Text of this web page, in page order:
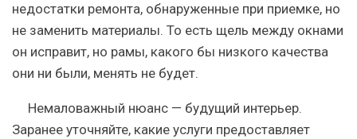
недостатки ремонта, обнаруженные при приемке, но
не заменить материалы. То есть щель между окнами
он исправит, но рамы, какого бы низкого качества
они ни были, менять не будет.
Немаловажный нюанс — будущий интерьер.
Заранее уточняйте, какие услуги предоставляет